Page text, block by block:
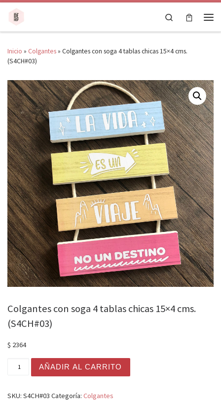
Saltar al contenido
Search
Inicio » Colgantes» Colgantes con soga 4 tablas chicas 15×4 cms.
(S4CH#03)
Colgantes con soga 4 tablas chicas 15×4 cms.
(S4CH#03)
$ 2364
Colgantes con soga 4 tablas chicas 15x4 cms.
AÑADIR AL CARRITO
SKU: S4CH#03 Categoría: Colgantes